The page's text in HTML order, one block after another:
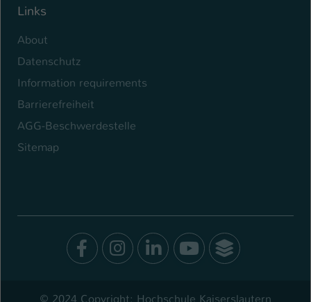
Links
About
Datenschutz
Information requirements
Barrierefreiheit
AGG-Beschwerdestelle
Sitemap
Facebook
Instagram
LinkedIn
Youtube
© 2024 Copyright: Hochschule Kaiserslautern